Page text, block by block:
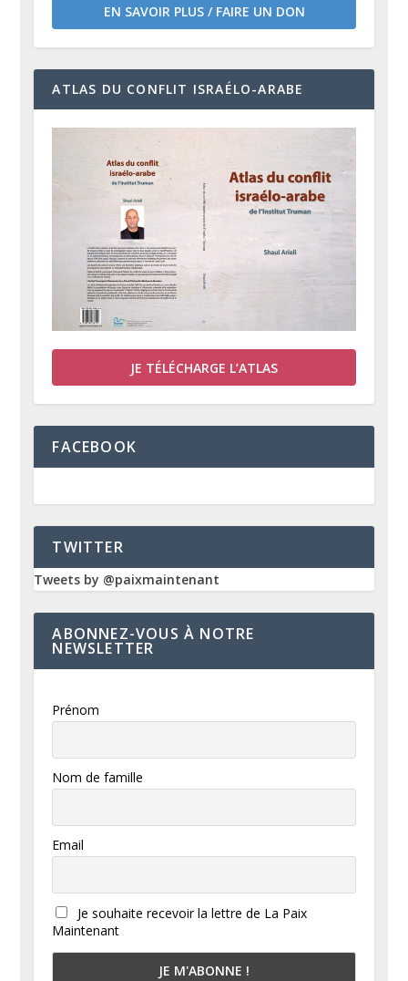
EN SAVOIR PLUS / FAIRE UN DON
ATLAS DU CONFLIT ISRAÉLO-ARABE
JE TÉLÉCHARGE L’ATLAS
FACEBOOK
TWITTER
Tweets by @paixmaintenant
ABONNEZ-VOUS À NOTRE
NEWSLETTER
Prénom
Nom de famille
Email
Je souhaite recevoir la lettre de La Paix
Maintenant